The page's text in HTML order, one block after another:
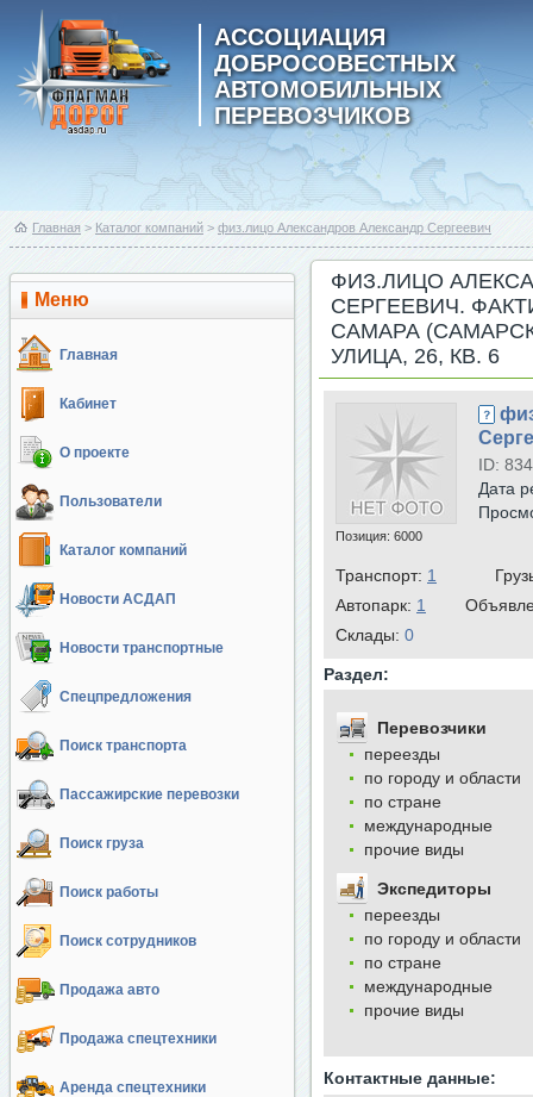
АССОЦИАЦИЯ
ДОБРОСОВЕСТНЫХ
АВТОМОБИЛЬНЫХ
ПЕРЕВОЗЧИКОВ
Главная > Каталог компаний > физ.лицо Александров Александр Сергеевич
Меню
Главная
Кабинет
О проекте
Пользователи
Каталог компаний
Новости АСДАП
Новости транспортные
Спецпредложения
Поиск транспорта
Пассажирские перевозки
Поиск груза
Поиск работы
Поиск сотрудников
Продажа авто
Продажа спецтехники
Аренда спецтехники
ФИЗ.ЛИЦО
СЕРГЕЕВИЧ.
САМАРА
УЛИЦА, 26, КВ. 6
Позиция: 6000
ID: 834
Дата
Транспорт: 1
Автопарк: 1
Cклады: 0
Раздел:
Перевозчики
переезды
по городу и области
по стране
международные
прочие виды
Экспедиторы
переезды
по городу и области
по стране
международные
прочие виды
Контактные данные: